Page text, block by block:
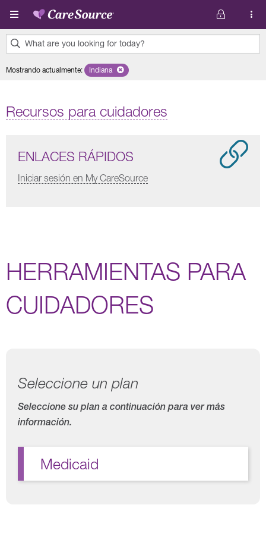
Pasar al contenido principal
What are you looking for today?
results
Mostrando actualmente: Remove selected state 'Indiana'
Indiana
Recursos para cuidadores
ENLACES RÁPIDOS
Iniciar sesión en My CareSource
HERRAMIENTAS PARA
CUIDADORES
Seleccione un plan
Seleccione su plan a continuación para ver más
información.
Medicaid